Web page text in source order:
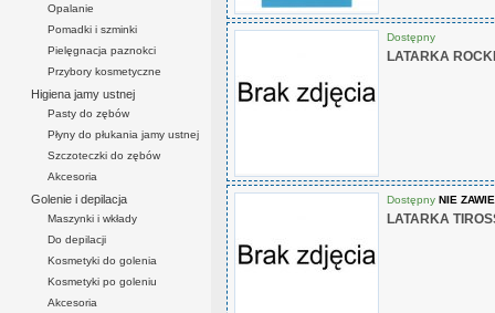
Opalanie
Pomadki i szminki
Pielęgnacja paznokci
Przybory kosmetyczne
Higiena jamy ustnej
Pasty do zębów
Płyny do płukania jamy ustnej
Szczoteczki do zębów
Akcesoria
Golenie i depilacja
Maszynki i wkłady
Do depilacji
Kosmetyki do golenia
Kosmetyki po goleniu
Akcesoria
Dostępny
LATARKA
Dostępny NIE
LATARKA